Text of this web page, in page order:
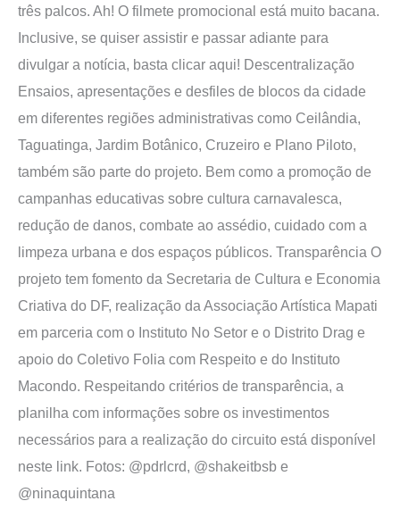
três palcos. Ah! O filmete promocional está muito bacana.
Inclusive, se quiser assistir e passar adiante para
divulgar a notícia, basta clicar aqui! Descentralização
Ensaios, apresentações e desfiles de blocos da cidade
em diferentes regiões administrativas como Ceilândia,
Taguatinga, Jardim Botânico, Cruzeiro e Plano Piloto,
também são parte do projeto. Bem como a promoção de
campanhas educativas sobre cultura carnavalesca,
redução de danos, combate ao assédio, cuidado com a
limpeza urbana e dos espaços públicos. Transparência O
projeto tem fomento da Secretaria de Cultura e Economia
Criativa do DF, realização da Associação Artística Mapati
em parceria com o Instituto No Setor e o Distrito Drag e
apoio do Coletivo Folia com Respeito e do Instituto
Macondo. Respeitando critérios de transparência, a
planilha com informações sobre os investimentos
necessários para a realização do circuito está disponível
neste link. Fotos: @pdrlcrd, @shakeitbsb e
@ninaquintana